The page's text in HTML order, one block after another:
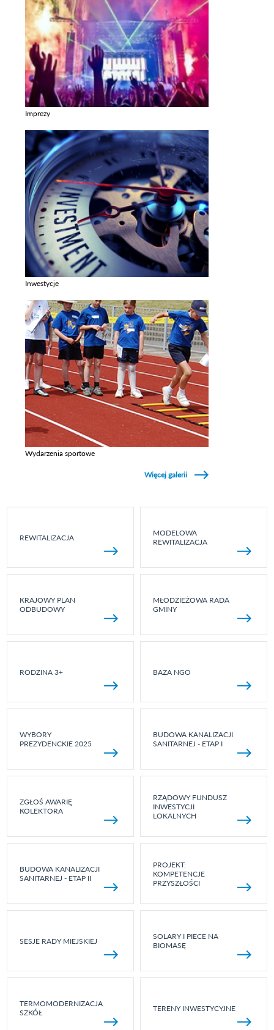
Imprezy
Inwestycje
Wydarzenia sportowe
Więcej galerii
REWITALIZACJA
MODELOWA
REWITALIZACJA
KRAJOWY PLAN
ODBUDOWY
MŁODZIEŻOWA RADA
GMINY
RODZINA 3+ BAZA NGO
WYBORY
PREZYDENCKIE 2025
BUDOWA KANALIZACJI
SANITARNEJ - ETAP I
ZGŁOŚ AWARIĘ
KOLEKTORA
RZĄDOWY FUNDUSZ
INWESTYCJI
LOKALNYCH
BUDOWA KANALIZACJI
SANITARNEJ - ETAP II
PROJEKT:
KOMPETENCJE
PRZYSZŁOŚCI
SESJE RADY MIEJSKIEJ
SOLARY I PIECE NA
BIOMASĘ
TERMOMODERNIZACJA
SZKÓŁ
TERENY INWESTYCYJNE